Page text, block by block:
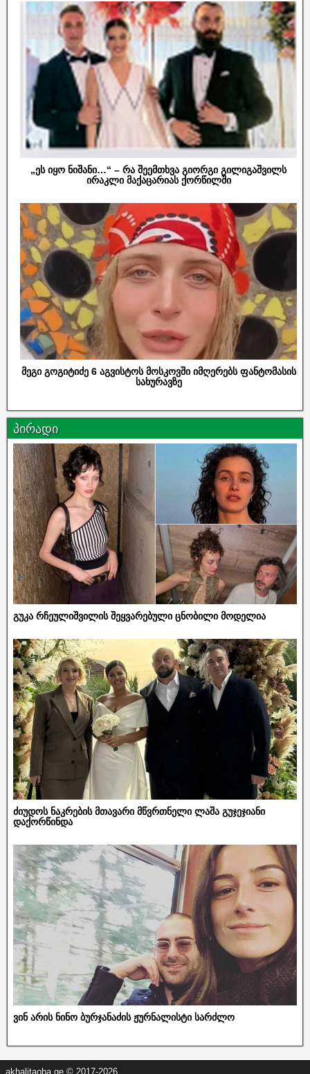
„ეს იყო ნიშანი…“ – რა შეემთხვა გიორგი გილიგაშვილს
ირაკლი მაქაცარიას ქორწილში
მეგი გოგიტიძე 6 აგვისტოს მოსკოვში იმღერებს ფანტომასის
სახურავზე
პირადი
გუკა რჩეულიშვილის შეყვარებული ცნობილი მოდელია
ძიუდოს ნაკრების მთავარი მწვრთნელი ლაშა გუჯეჯიანი
დაქორწინდა
ვინ არის ნინო ბურჯანაძის ჟურნალისტი სარძლო
akhalitaoba.ge © 2017-2026